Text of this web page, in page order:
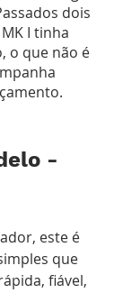
dois
I tinha
o que não é
-
este é
que
fiável,